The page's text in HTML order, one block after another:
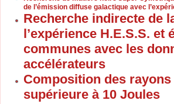
de l’émission diffuse galactique avec
Recherche indirecte de
l’expérience H.E.S.S. et
communes avec les
accélérateurs
Composition des
supérieure à 10 Joules